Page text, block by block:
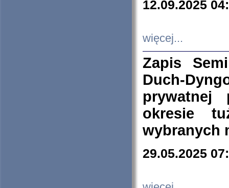
12.09.2025
więcej...
Zapis
Duch-
prywatnej
okresie
wybranych
29.05.2025